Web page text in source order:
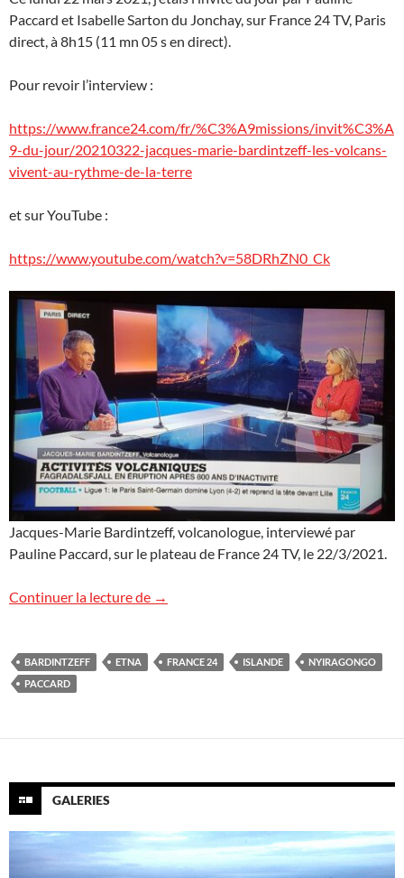
Paccard et Isabelle Sarton du Jonchay, sur France 24 TV, Paris
direct, à 8h15 (11 mn 05 s en direct).
Pour revoir l’interview :
https://www.france24.com/fr/%C3%A9missions/invit%C3%A
9-du-jour/20210322-jacques-marie-bardintzeff-les-volcans-
vivent-au-rythme-de-la-terre
et sur YouTube :
https://www.youtube.com/watch?v=58DRhZN0_Ck
Jacques-Marie Bardintzeff, volcanologue, interviewé par
Pauline Paccard, sur le plateau de France 24 TV, le 22/3/2021.
Continuer la lecture de Les volcans sur France 24 TV
→
BARDINTZEFF ETNA FRANCE 24 ISLANDE
NYIRAGONGO
PACCARD
GALERIES